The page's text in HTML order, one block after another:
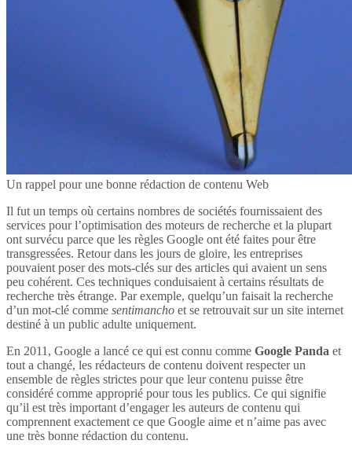
Un rappel pour une bonne rédaction de contenu Web
Il fut un temps où certains nombres de sociétés fournissaient des
services pour l’optimisation des moteurs de recherche et la plupart
ont survécu parce que les règles Google ont été faites pour être
transgressées. Retour dans les jours de gloire, les entreprises
pouvaient poser des mots-clés sur des articles qui avaient un sens
peu cohérent. Ces techniques conduisaient à certains résultats de
recherche très étrange. Par exemple, quelqu’un faisait la recherche
d’un mot-clé comme sentimancho et se retrouvait sur un site internet
destiné à un public adulte uniquement.
En 2011, Google a lancé ce qui est connu comme Google Panda et
tout a changé, les rédacteurs de contenu doivent respecter un
ensemble de règles strictes pour que leur contenu puisse être
considéré comme approprié pour tous les publics. Ce qui signifie
qu’il est très important d’engager les auteurs de contenu qui
comprennent exactement ce que Google aime et n’aime pas avec
une très bonne rédaction du contenu.